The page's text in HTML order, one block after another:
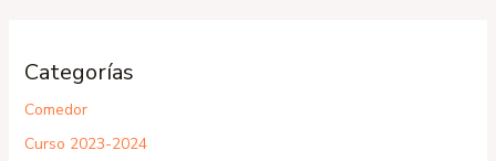
Categorías
Comedor
Curso 2023-2024